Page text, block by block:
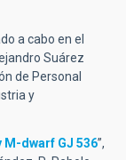
a cabo en el
Suárez
de Personal
y
M-dwarf GJ 536”,